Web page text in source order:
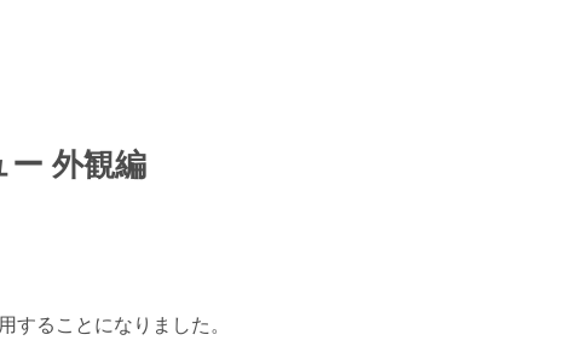
外観編
することになりました。